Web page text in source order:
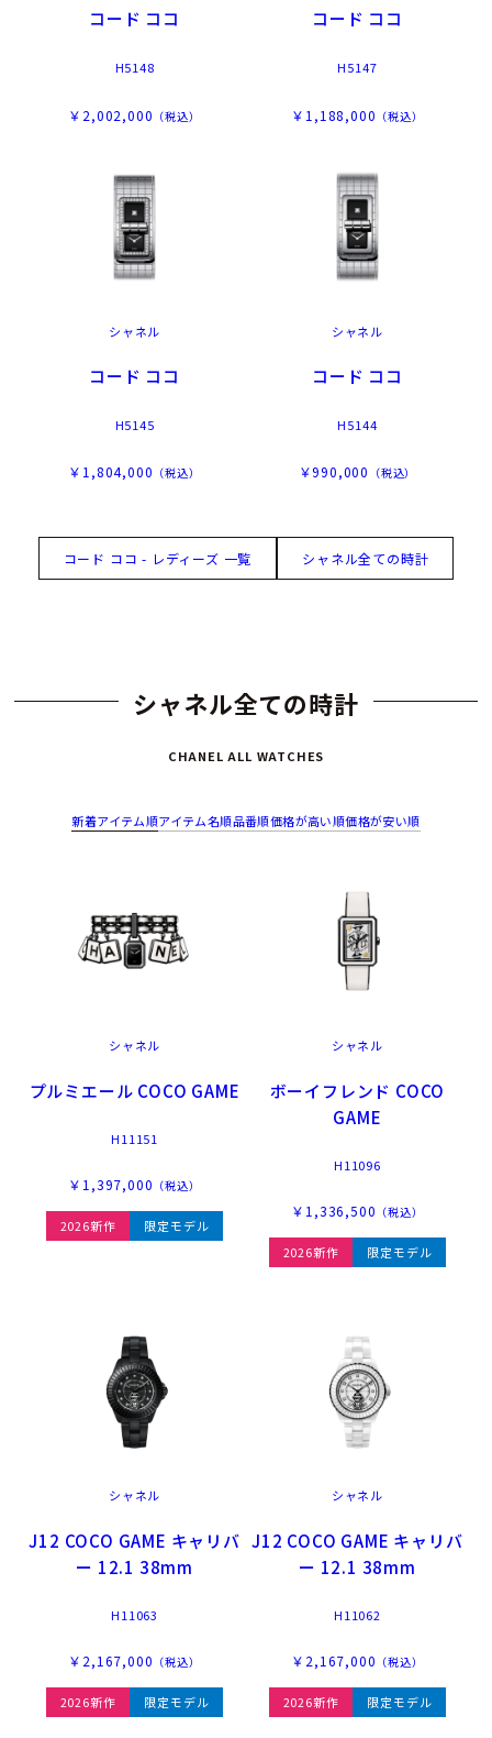
コード ココ
H5148
￥2,002,000 （税込）
コード ココ
H5147
￥1,188,000 （税込）
シャネル
コード ココ
H5145
￥1,804,000 （税込）
シャネル
コード ココ
H5144
￥990,000 （税込）
コード ココ - レディーズ 一覧 シャネル全ての時計
シャネル全ての時計
CHANEL ALL WATCHES
新着アイテム順アイテム名順品番順価格が高い順価格が安い順
シャネル
プルミエール COCO GAME
H11151
￥1,397,000 （税込）
2026新作 限定モデル
シャネル
ボーイフレンド COCO
GAME
H11096
￥1,336,500 （税込）
2026新作 限定モデル
シャネル
J12 COCO GAME キャリバ
ー 12.1 38mm
H11063
￥2,167,000 （税込）
2026新作 限定モデル
シャネル
J12 COCO GAME キャリバ
ー 12.1 38mm
H11062
￥2,167,000 （税込）
2026新作 限定モデル